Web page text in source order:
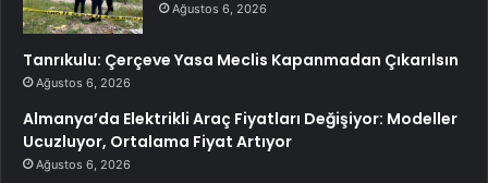
Ağustos 6, 2026
Tanrıkulu: Çerçeve Yasa Meclis Kapanmadan Çıkarılsın
Ağustos 6, 2026
Almanya’da Elektrikli Araç Fiyatları Değişiyor: Modeller
Ucuzluyor, Ortalama Fiyat Artıyor
Ağustos 6, 2026